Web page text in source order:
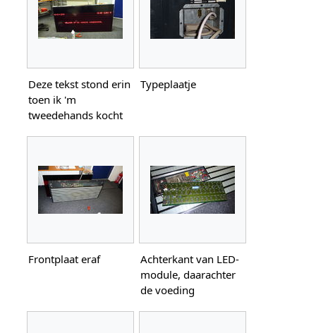
Deze tekst stond erin
toen ik 'm
tweedehands kocht
Typeplaatje
Frontplaat eraf
Achterkant van LED-
module, daarachter
de voeding